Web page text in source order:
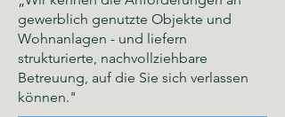
gewerblich genutzte Objekte und
Wohnanlagen - und liefern
strukturierte, nachvollziehbare
Betreuung, auf die Sie sich verlassen
können."